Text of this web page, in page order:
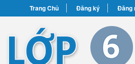
Trang Chủ Đăng ký Đăng